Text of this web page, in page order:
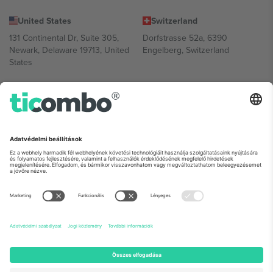
United States
131 Continental Dr, Suite 305,
Newark, Delaware 19713, United
States
Switzerland
Dorfstrasse 52a, 6390
Engelberg, Switzerland
Bulgaria
Regus Sofia City West, bul
UAE Dubai Silicon Oasis, DDP
Mexico
Av Chapultepec 360, Roma
Norte, Cuauhtémoc, 06700
Ciudad de México, CDMX,
tartománytól függően változhat. A részletekért tekintse meg az
adott esemény oldalát, az Impresszumot és a Feltételeket.,